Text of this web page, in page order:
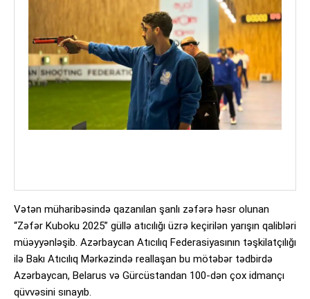
Vətən müharibəsində qazanılan şanlı zəfərə həsr olunan
“Zəfər Kuboku 2025” güllə atıcılığı üzrə keçirilən yarışın qalibləri
müəyyənləşib. Azərbaycan Atıcılıq Federasiyasının təşkilatçılığı
ilə Bakı Atıcılıq Mərkəzində reallaşan bu mötəbər tədbirdə
Azərbaycan, Belarus və Gürcüstandan 100-dən çox idmançı
qüvvəsini sınayıb.